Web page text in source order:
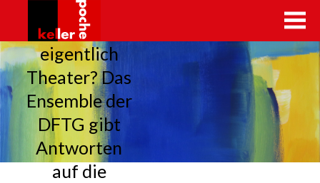
Warum
eigentlich
Theater? Das
Ensemble der
DFTG gibt
Antworten
auf die